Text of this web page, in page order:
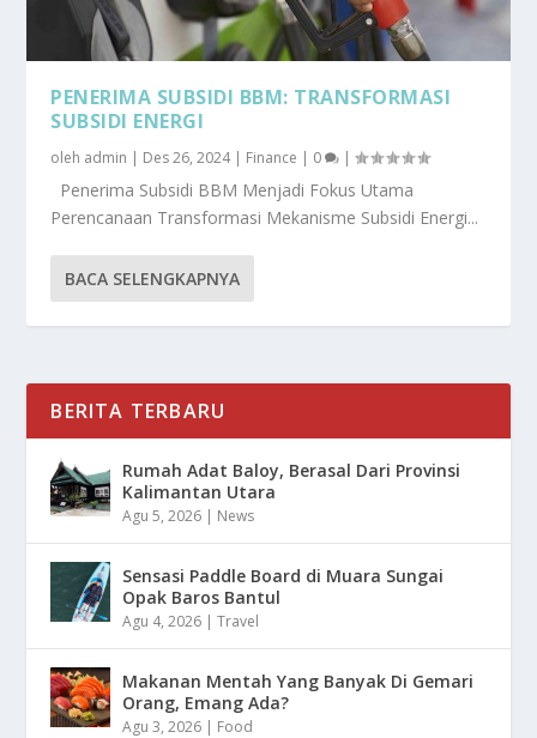
PENERIMA SUBSIDI BBM: TRANSFORMASI
SUBSIDI ENERGI
oleh admin | Des 26, 2024| Finance | 0 |
Penerima Subsidi BBM Menjadi Fokus Utama
Perencanaan Transformasi Mekanisme Subsidi Energi...
BACA SELENGKAPNYA
BERITA TERBARU
Rumah Adat Baloy, Berasal Dari Provinsi
Kalimantan Utara
Agu 5, 2026 | News
Sensasi Paddle Board di Muara Sungai
Opak Baros Bantul
Agu 4, 2026 |Travel
Makanan Mentah Yang Banyak Di Gemari
Orang, Emang Ada?
Agu 3, 2026 | Food